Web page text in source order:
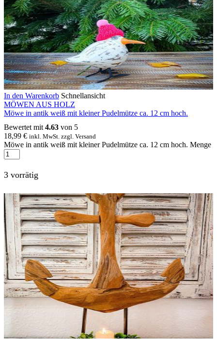
In den Warenkorb Schnellansicht
MÖWEN AUS HOLZ
Möwe in antik weiß mit kleiner Pudelmütze ca. 12 cm hoch.
Bewertet mit 4.63 von 5
18,99 € inkl. MwSt. zzgl. Versand
Möwe in antik weiß mit kleiner Pudelmütze ca. 12 cm hoch. Menge
3 vorrätig